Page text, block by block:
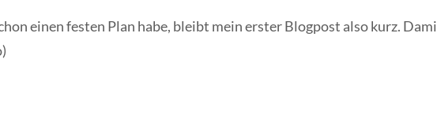
einen festen Plan habe, bleibt mein erster Blogpost also kurz.